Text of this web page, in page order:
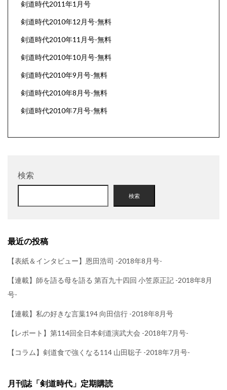
剣道時代2011年1月号
剣道時代2010年12月号-無料
剣道時代2010年11月号-無料
剣道時代2010年10月号-無料
剣道時代2010年9月号-無料
剣道時代2010年8月号-無料
剣道時代2010年7月号-無料
検索
検索
最近の投稿
【表紙＆インタビュー】恩田浩司 -2018年8月号-
【連載】師を語る母を語る 第百九十四回 小笠原正記 -2018年8月
号-
【連載】私の好きな言葉194 向田信行 -2018年8月号
【レポート】第114回全日本剣道演武大会 -2018年7月号-
【コラム】剣道食で強くなる114 山田聡子 -2018年7月号-
月刊誌「剣道時代」定期購読